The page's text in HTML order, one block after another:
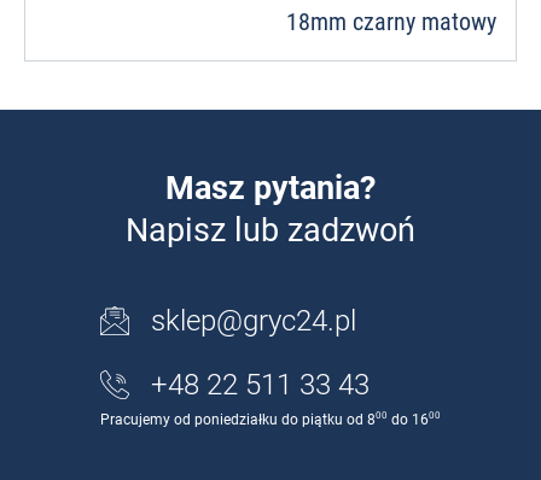
18mm czarny matowy
Masz pytania?
Napisz lub zadzwoń
sklep@gryc24.pl
+48 22 511 33 43
Pracujemy od poniedziałku do piątku od 800 do 1600